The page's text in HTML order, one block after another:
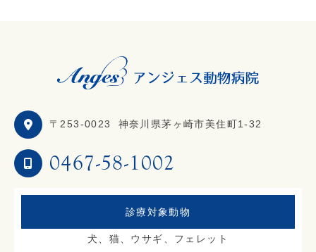
〒253-0023 神奈川県茅ヶ崎市美住町1-32
0467-58-1002
診療対象動物
犬、猫、ウサギ、フェレット